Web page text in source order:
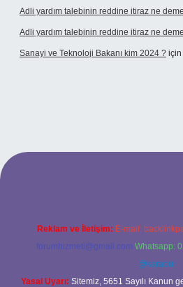
Adli yardım talebinin reddine itiraz ne
Adli yardım talebinin reddine itiraz ne
Sanayi ve Teknoloji Bakanı kim 2024 ? için
giriş
Reklam ve İletişim: E-mail:
forumhizmeti@gmail.com Whatsapp:
@karabul
Yasal Uyarı: Sitemiz, 5651 Sayılı Kanun